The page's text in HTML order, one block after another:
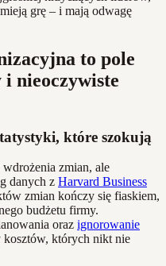
grę – i mają odwagę
to pole
nieoczywiste
które szokują
zmian, ale
danych z Harvard Business
zmian kończy się fiaskiem,
budżetu firmy.
oraz ignorowanie
których nikt nie